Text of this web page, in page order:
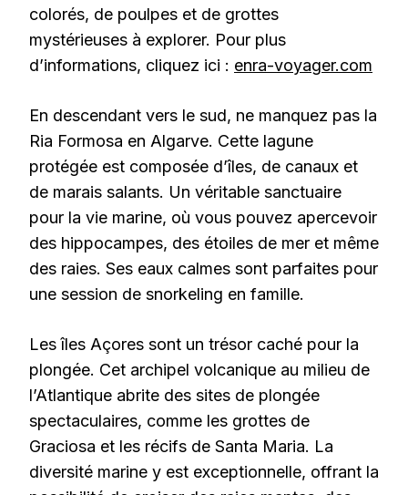
colorés, de poulpes et de grottes
mystérieuses à explorer. Pour plus
d’informations, cliquez ici : enra-voyager.com
En descendant vers le sud, ne manquez pas la
Ria Formosa en Algarve. Cette lagune
protégée est composée d’îles, de canaux et
de marais salants. Un véritable sanctuaire
pour la vie marine, où vous pouvez apercevoir
des hippocampes, des étoiles de mer et même
des raies. Ses eaux calmes sont parfaites pour
une session de snorkeling en famille.
Les îles Açores sont un trésor caché pour la
plongée. Cet archipel volcanique au milieu de
l’Atlantique abrite des sites de plongée
spectaculaires, comme les grottes de
Graciosa et les récifs de Santa Maria. La
diversité marine y est exceptionnelle, offrant la